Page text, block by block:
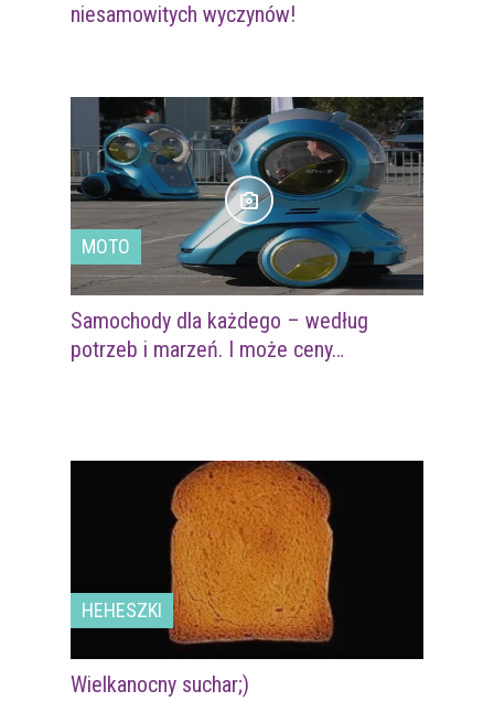
niesamowitych wyczynów!
MOTO
Samochody dla każdego – według
potrzeb i marzeń. I może ceny…
HEHESZKI
Wielkanocny suchar;)